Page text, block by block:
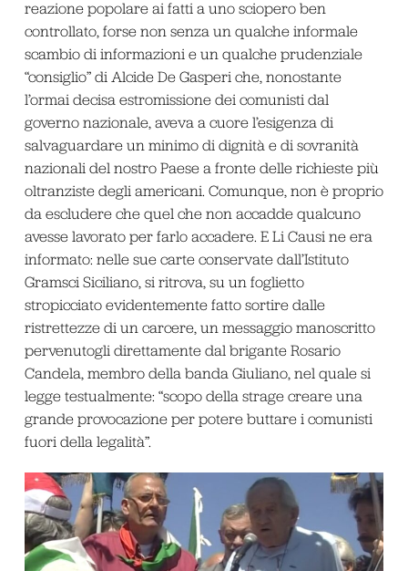
reazione popolare ai fatti a uno sciopero ben
controllato, forse non senza un qualche informale
scambio di informazioni e un qualche prudenziale
“consiglio” di Alcide De Gasperi che, nonostante
l’ormai decisa estromissione dei comunisti dal
governo nazionale, aveva a cuore l’esigenza di
salvaguardare un minimo di dignità e di sovranità
nazionali del nostro Paese a fronte delle richieste più
oltranziste degli americani. Comunque, non è proprio
da escludere che quel che non accadde qualcuno
avesse lavorato per farlo accadere. E Li Causi ne era
informato: nelle sue carte conservate dall’Istituto
Gramsci Siciliano, si ritrova, su un foglietto
stropicciato evidentemente fatto sortire dalle
ristrettezze di un carcere, un messaggio manoscritto
pervenutogli direttamente dal brigante Rosario
Candela, membro della banda Giuliano, nel quale si
legge testualmente: “scopo della strage creare una
grande provocazione per potere buttare i comunisti
fuori della legalità”.